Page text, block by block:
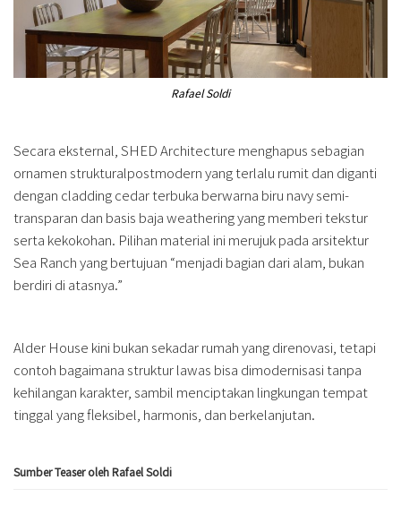
Rafael Soldi
Secara eksternal, SHED Architecture menghapus sebagian
ornamen strukturalpostmodern yang terlalu rumit dan diganti
dengan cladding cedar terbuka berwarna biru navy semi-
transparan dan basis baja weathering yang memberi tekstur
serta kekokohan. Pilihan material ini merujuk pada arsitektur
Sea Ranch yang bertujuan “menjadi bagian dari alam, bukan
berdiri di atasnya.”
Alder House kini bukan sekadar rumah yang direnovasi, tetapi
contoh bagaimana struktur lawas bisa dimodernisasi tanpa
kehilangan karakter, sambil menciptakan lingkungan tempat
tinggal yang fleksibel, harmonis, dan berkelanjutan.
Sumber Teaser oleh Rafael Soldi